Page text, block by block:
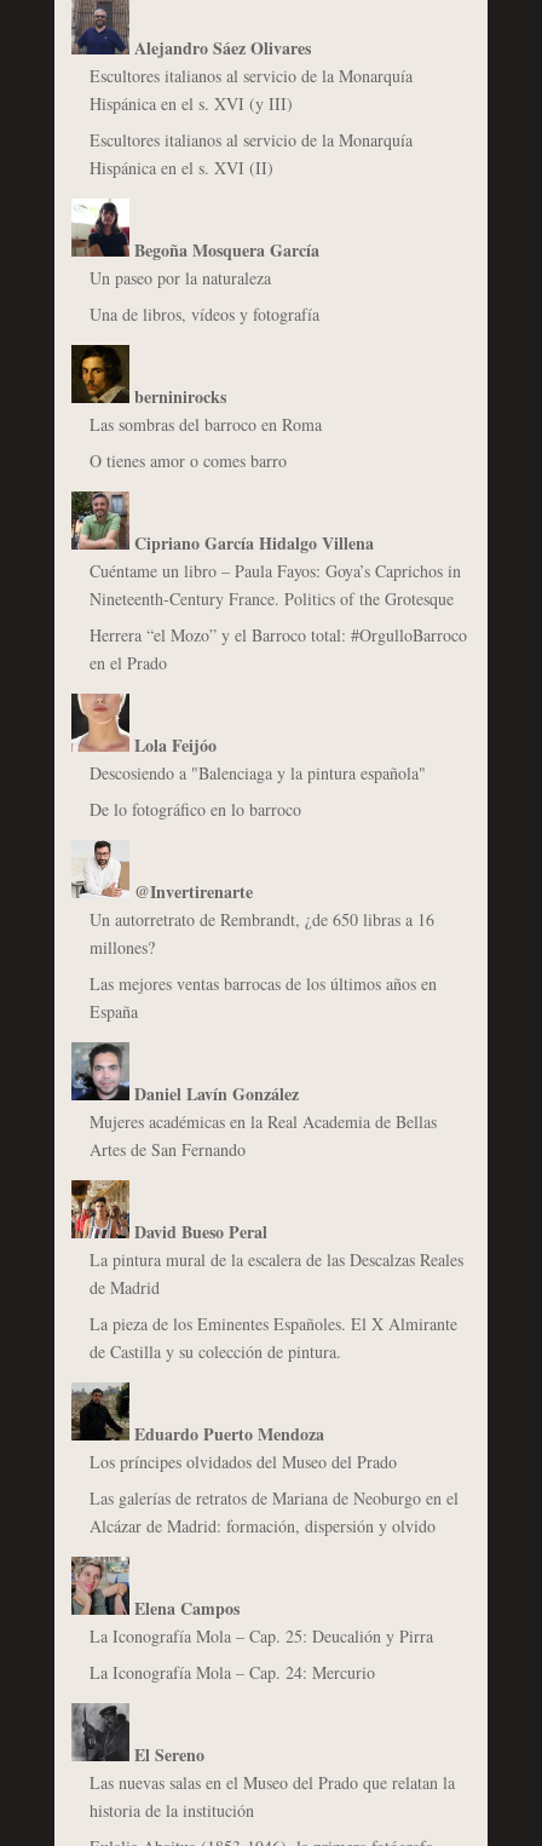
Alejandro Sáez Olivares
Escultores italianos al servicio de la Monarquía
Hispánica en el s. XVI (y III)
Escultores italianos al servicio de la Monarquía
Hispánica en el s. XVI (II)
Begoña Mosquera García
Un paseo por la naturaleza
Una de libros, vídeos y fotografía
berninirocks
Las sombras del barroco en Roma
O tienes amor o comes barro
Cipriano García Hidalgo Villena
Cuéntame un libro – Paula Fayos: Goya’s Caprichos in
Nineteenth-Century France. Politics of the Grotesque
Herrera “el Mozo” y el Barroco total: #OrgulloBarroco
en el Prado
Lola Feijóo
Descosiendo a "Balenciaga y la pintura española"
De lo fotográfico en lo barroco
@Invertirenarte
Un autorretrato de Rembrandt, ¿de 650 libras a 16
millones?
Las mejores ventas barrocas de los últimos años en
España
Daniel Lavín González
Mujeres académicas en la Real Academia de Bellas
Artes de San Fernando
David Bueso Peral
La pintura mural de la escalera de las Descalzas Reales
de Madrid
La pieza de los Eminentes Españoles. El X Almirante
de Castilla y su colección de pintura.
Eduardo Puerto Mendoza
Los príncipes olvidados del Museo del Prado
Las galerías de retratos de Mariana de Neoburgo en el
Alcázar de Madrid: formación, dispersión y olvido
Elena Campos
La Iconografía Mola – Cap. 25: Deucalión y Pirra
La Iconografía Mola – Cap. 24: Mercurio
El Sereno
Las nuevas salas en el Museo del Prado que relatan la
historia de la institución